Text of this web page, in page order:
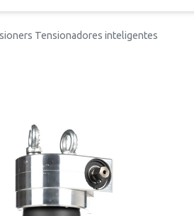
Tensionadores inteligentes